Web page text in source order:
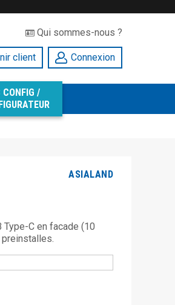
Qui sommes-nous ?
client Connexion
CONFIG /
ASIALAND
C en facade (10